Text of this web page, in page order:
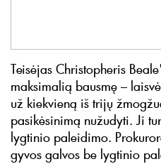
Teisėjas Christopheris
maksimalią bausmę –
už kiekvieną iš trijų
pasikėsinimą nužudyti. Ji
lygtinio paleidimo.
gyvos galvos be lygtinio